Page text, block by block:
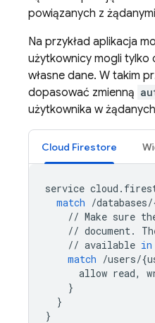
powiązanych z
Na przykład aplikacja
użytkownicy mogli tylko
własne dane. W takim
dopasować zmienną
użytkownika w
Cloud Firestore
service cloud .
match /databases/
// Make sure
// document.
// available in
match /users/{
allow read,
}
}
}